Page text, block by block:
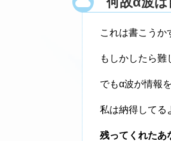
これは書こうか
もしかしたら難
でもα波が情報
私は納得してる
残ってくれたあ